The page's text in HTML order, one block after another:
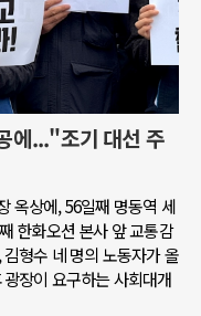
에..."조기 대선 주
옥상에, 56일째 명동역 세
한화오션 본사 앞 교통감
형수 네 명의 노동자가 올
장이 요구하는 사회대개